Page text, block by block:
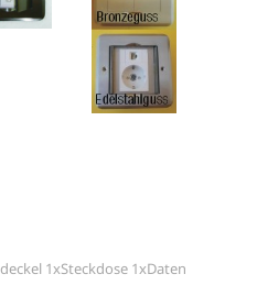
1xSteckdose 1xDaten